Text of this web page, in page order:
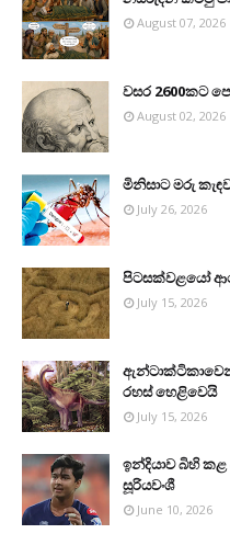
August 07, 2026
වසර 2600කට
August 02, 2026
මිනිසාට මරු
July 26, 2026
පිටසක්වළයෝ
July 15, 2026
රහස් හෙළිවෙයි
July 15, 2026
ඉන්දියාව බිහි
සූරියවංශී
June 10, 2026